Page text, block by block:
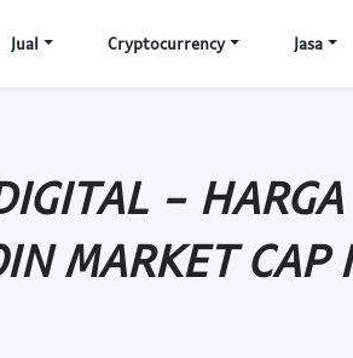
Jual Cryptocurrency Jasa
- HARGA
MARKET CAP I